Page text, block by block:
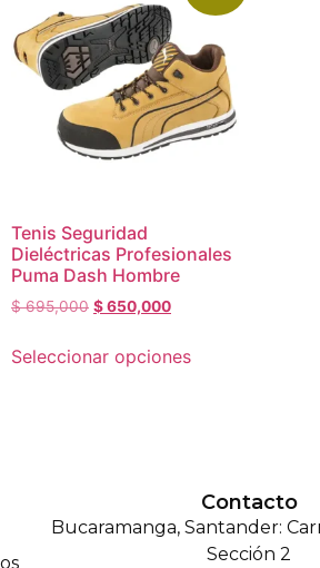
Tenis Seguridad
Dieléctricas Profesionales
Puma Dash Hombre
$695,000 $650,000
Seleccionar opciones
Contacto
Bucaramanga, Santander:
Sección 2